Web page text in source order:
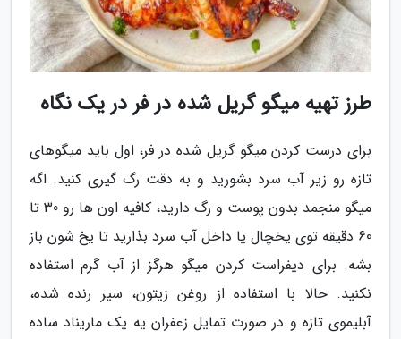
طرز تهیه میگو گریل شده در فر در یک نگاه
برای درست کردن میگو گریل شده در فر، اول باید میگوهای
تازه رو زیر آب سرد بشورید و به دقت رگ گیری کنید. اگه
میگو منجمد بدون پوست و رگ دارید، کافیه اون ها رو 30 تا
60 دقیقه توی یخچال یا داخل آب سرد بذارید تا یخ شون باز
بشه. برای دیفراست کردن میگو هرگز از آب گرم استفاده
نکنید. حالا با استفاده از روغن زیتون، سیر رنده شده،
آبلیموی تازه و در صورت تمایل زعفران یه یک ماریناد ساده